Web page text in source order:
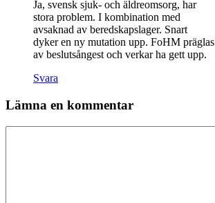
Ja, svensk sjuk- och äldreomsorg, har
stora problem. I kombination med
avsaknad av beredskapslager. Snart
dyker en ny mutation upp. FoHM präglas
av beslutsångest och verkar ha gett upp.
Svara
Lämna en kommentar